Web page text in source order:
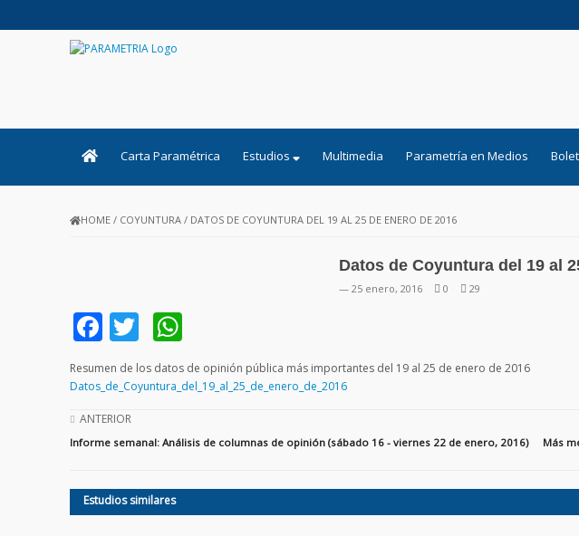
Carta Paramétrica Estudios Multimedia Parametría en Medios
HOME / COYUNTURA / DATOS DE COYUNTURA DEL 19 AL 25 DE ENERO DE 2016
Datos de Coyuntura del 19 al
— 25 enero, 2016 0 29
Facebook
Twitter
Resumen de los datos de opinión pública más importantes del 19 al 25 de enero de 2016
Datos_de_Coyuntura_del_19_al_25_de_enero_de_2016
ANTERIOR
Informe semanal: Análisis de columnas de opinión (sábado 16 - viernes 22 de enero, 2016) Más
Estudios similares